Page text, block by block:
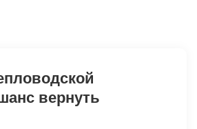
вернуть